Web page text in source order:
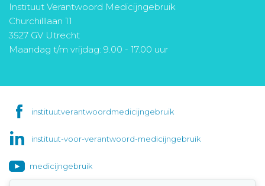
Instituut Verantwoord Medicijngebruik
Churchilllaan 11
3527 GV Utrecht
Maandag t/m vrijdag: 9.00 - 17.00 uur
instituutverantwoordmedicijngebruik
instituut-voor-verantwoord-medicijngebruik
medicijngebruik